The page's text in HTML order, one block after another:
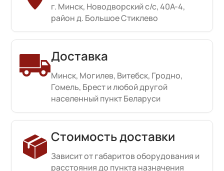
г. Минск, Новодворский с/с, 40А-4,
район д. Большое Стиклево
Доставка
Минск, Могилев, Витебск, Гродно,
Гомель, Брест и любой другой
населенный пункт Беларуси
Стоимость доставки
Зависит от габаритов оборудования и
расстояния до пункта назначения